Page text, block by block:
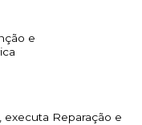
e
, executa Reparação e